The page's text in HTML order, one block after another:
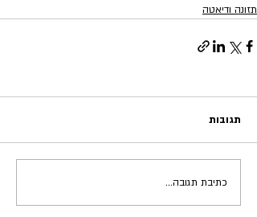
תזונה ודיאטה
תגובות
כתיבת תגובה...